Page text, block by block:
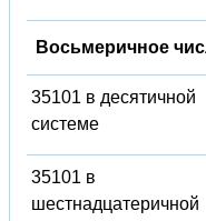
Восьмеричное
35101 в десятичной
системе
35101 в
шестнадцатеричной